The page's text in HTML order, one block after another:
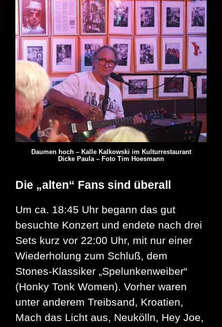
Daumen hoch – Kalle Kalkowski im Kulturrestaurant
Dicke Paula – Foto Tim Hoesmann
Die „alten“ Fans sind überall
Um ca. 18:45 Uhr begann das gut
besuchte Konzert und endete nach drei
Sets kurz vor 22:00 Uhr, mit nur einer
Wiederholung zum Schluß, dem
Stones-Klassiker „Spelunkenweiber“
(Honky Tonk Women). Vorher waren
unter anderem Treibsand, Kroatien,
Mach das Licht aus, Neukölln, Hey Joe,